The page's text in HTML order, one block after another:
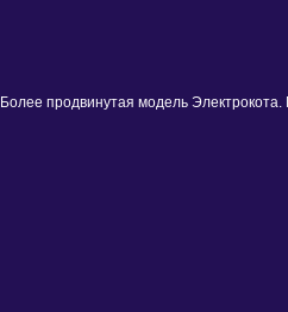
Более продвинутая модель